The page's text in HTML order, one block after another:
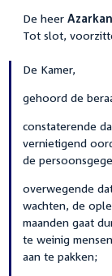
De heer Azarkan
Tot slot,
De Kamer,
gehoord de
constaterende
vernietigend
de
overwegende
wachten, de
maanden gaat
te weinig
aan te pakken;